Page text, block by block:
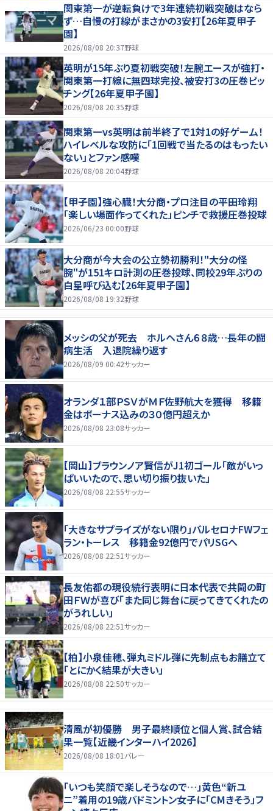
関東第一が逆転負けで3年連続初戦突破はなら
ず…自慢の打線がまさかの3安打【26年夏甲子
園】
2026/08/08 20:37野球
英明が15年ぶり夏初戦突破！左腕エースが強打・
関東第一打線に無四球完投、被安打3の圧巻ピッ
チング【26年夏甲子園】
2026/08/08 20:35野球
関東第一vs英明は前半終了で1対1の好ゲーム！
ハイレベルな攻防に「1回戦で当たるのはもったい
ない」とファン感嘆
2026/08/08 20:04野球
【甲子園】強心臓！大分商・プロ注目の平田玲翔
「楽しい場面作ってくれた」ピンチで救援圧巻投球
2026/06/23 00:00野球
大分商が今大会の公立勢初勝利！"大分の怪
腕"が151キロ計測の圧巻投球、同校29年ぶりの
白星呼び込む【26年夏甲子園】
2026/08/08 19:32野球
メッシの父が死去 ホルヘさん６８歳…長年の闘
病生活 入退院繰り返す
2026/08/09 00:42サッカー
オランダ１部ＰＳＶがＭＦ佐野航大を獲得 移籍
金はボーナス込みの３０億円超えか
2026/08/08 23:08サッカー
【岡山】ブラウンノア賢信がJ1初ゴール「敵がいっ
ぱいいたので、思い切り振り抜いた」
2026/08/08 22:55サッカー
「大きなサプライズがない限り」バルセロナFWフェ
ラン・トーレス 移籍金92億円でパリSGへ
2026/08/08 22:51サッカー
長友佑都の現役続行表明に日本代表で共闘の町
田ＦＷが喜び「また同じ舞台に戻ってきてくれたの
がうれしい」
2026/08/08 22:51サッカー
【柏】小泉佳穂、弾丸ミドル弾に先制点もお膳立て
「とにかく結果が大きい」
2026/08/08 22:50サッカー
清風が初優勝 男子最終順位と個人賞、試合結
果一覧【近畿インターハイ2026】
2026/08/08 18:01 バレー
「いつも笑顔で楽しそうなので…」黄色“新ユ
ニ”着用の19歳バドミントン女子に「CMきそう」フ